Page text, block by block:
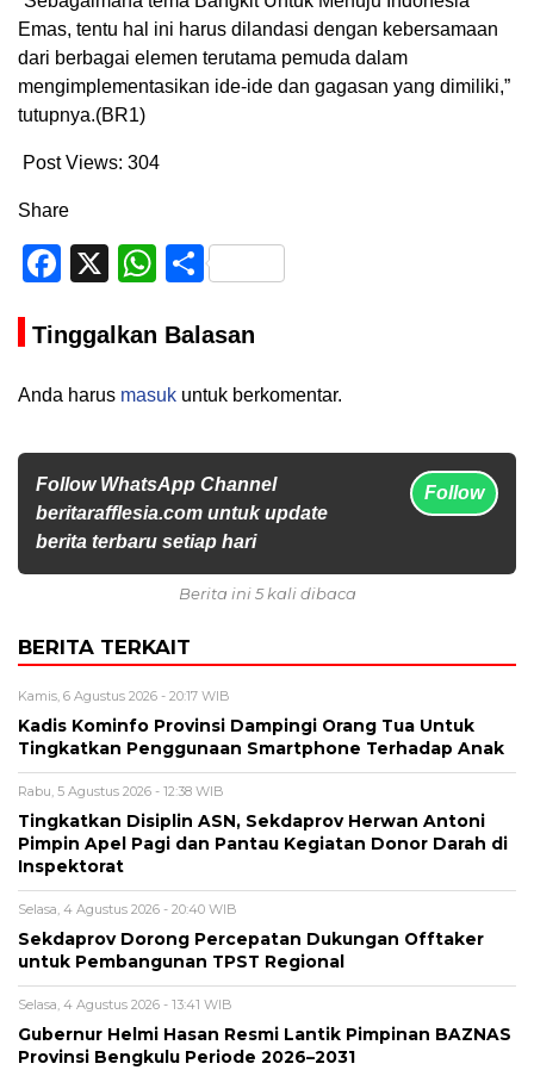
Emas, tentu hal ini harus dilandasi dengan kebersamaan
dari berbagai elemen terutama pemuda dalam
mengimplementasikan ide-ide dan gagasan yang dimiliki,”
tutupnya.(BR1)
Post Views: 304
Share
Facebook
X WhatsApp
Share
Tinggalkan Balasan
Anda harus masuk untuk berkomentar.
Follow WhatsApp Channel
beritarafflesia.com untuk update
berita terbaru setiap hari
Follow
Berita ini 5 kali dibaca
BERITA TERKAIT
Kamis, 6 Agustus 2026 - 20:17 WIB
Kadis Kominfo Provinsi Dampingi Orang Tua Untuk
Tingkatkan Penggunaan Smartphone Terhadap Anak
Rabu, 5 Agustus 2026 - 12:38 WIB
Tingkatkan Disiplin ASN, Sekdaprov Herwan Antoni
Pimpin Apel Pagi dan Pantau Kegiatan Donor Darah di
Inspektorat
Selasa, 4 Agustus 2026 - 20:40 WIB
Sekdaprov Dorong Percepatan Dukungan Offtaker
untuk Pembangunan TPST Regional
Selasa, 4 Agustus 2026 - 13:41 WIB
Gubernur Helmi Hasan Resmi Lantik Pimpinan BAZNAS
Provinsi Bengkulu Periode 2026–2031